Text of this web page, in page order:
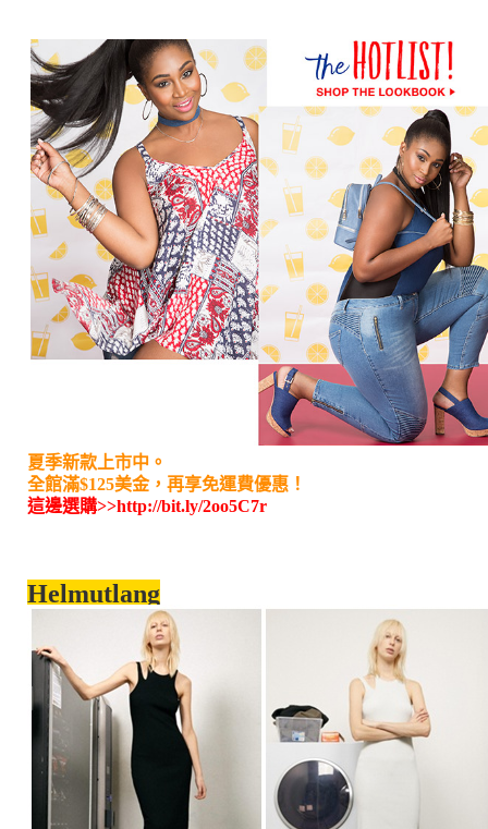
夏季新款上市中。
全館滿$125美金，再享免運費優惠！
這邊選購>>http://bit.ly/2oo5C7r
Helmutlang